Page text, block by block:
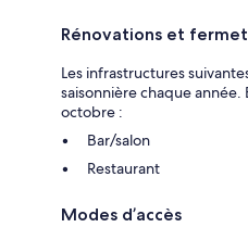
Rénovations et
Les infrastructures
saisonnière chaque année.
octobre :
Bar/salon
Restaurant
Modes d’accès